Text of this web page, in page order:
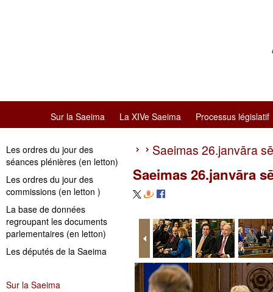
Sur la Saeima La XIVe Saeima Processus législatif
Les ordres du jour des
séances plénières (en letton)
Les ordres du jour des
commissions (en letton )
La base de données
regroupant les documents
parlementaires (en letton)
Les députés de la Saeima
Sur la Saeima
Saeimas 26.janvāra
Saeimas 26.janvāra